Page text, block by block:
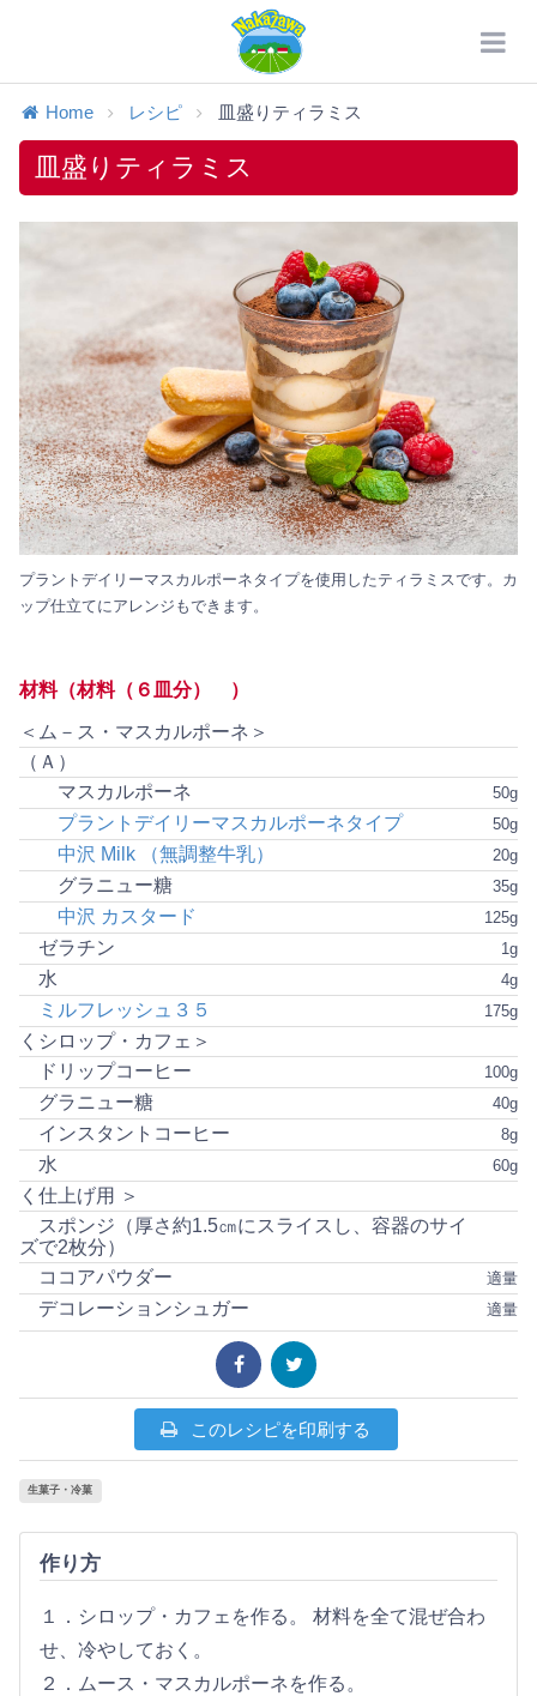
Home レシピ 皿盛りティラミス
皿盛りティラミス
プラントデイリーマスカルポーネタイプを使用したティラミスです。カ
ップ仕立てにアレンジもできます。
材料（材料（６皿分） ）
＜ム－ス・マスカルポーネ＞
（Ａ）
50g
マスカルポーネ
50g
プラントデイリーマスカルポーネタイプ
20g
中沢 Milk （無調整牛乳）
35g
グラニュー糖
125g
中沢 カスタード
1g
ゼラチン
4g
水
175g
ミルフレッシュ３５
くシロップ・カフェ＞
100g
ドリップコーヒー
40g
グラニュー糖
8g
インスタントコーヒー
60g
水
く仕上げ用 ＞
スポンジ（厚さ約1.5㎝にスライスし、容器のサイ
ズで2枚分）
適量
ココアパウダー
適量
デコレーションシュガー
このレシピを印刷する
生菓子・冷菓
作り方
１．シロップ・カフェを作る。 材料を全て混ぜ合わ
せ、冷やしておく。
２．ムース・マスカルポーネを作る。